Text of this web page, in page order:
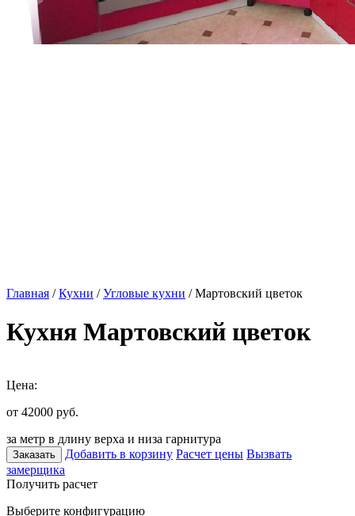
Главная /Кухни /Угловые кухни / Мартовский цветок
Кухня Мартовский цветок
Цена:
от 42000 руб.
за метр в длину верха и низа гарнитура
Заказать Добавить в корзину Расчет цены Вызвать
замерщика
Получить расчет
Выберите конфигурацию